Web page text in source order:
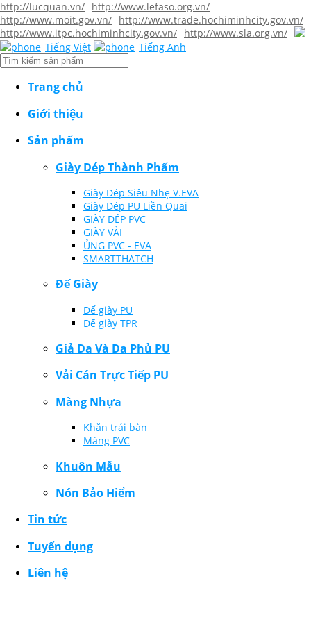
http://lucquan.vn/ http://www.lefaso.org.vn/
http://www.moit.gov.vn/ http://www.trade.hochiminhcity.gov.vn/
http://www.itpc.hochiminhcity.gov.vn/ http://www.sla.org.vn/
Tiếng Việt
Tiếng Anh
Trang chủ
Giới thiệu
Sản phẩm
Giày Dép Thành Phẩm
Giày Dép Siêu Nhẹ V.EVA
Giày Dép PU Liền Quai
GIÀY DÉP PVC
GIÀY VẢI
ỦNG PVC - EVA
SMARTTHATCH
Đế Giày
Đế giày PU
Đế giày TPR
Giả Da Và Da Phủ PU
Vải Cán Trực Tiếp PU
Màng Nhựa
Khăn trải bàn
Màng PVC
Khuôn Mẫu
Nón Bảo Hiểm
Tin tức
Tuyển dụng
Liên hệ